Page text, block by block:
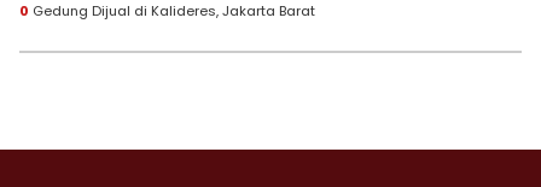
0 Gedung Dijual di Kalideres, Jakarta Barat